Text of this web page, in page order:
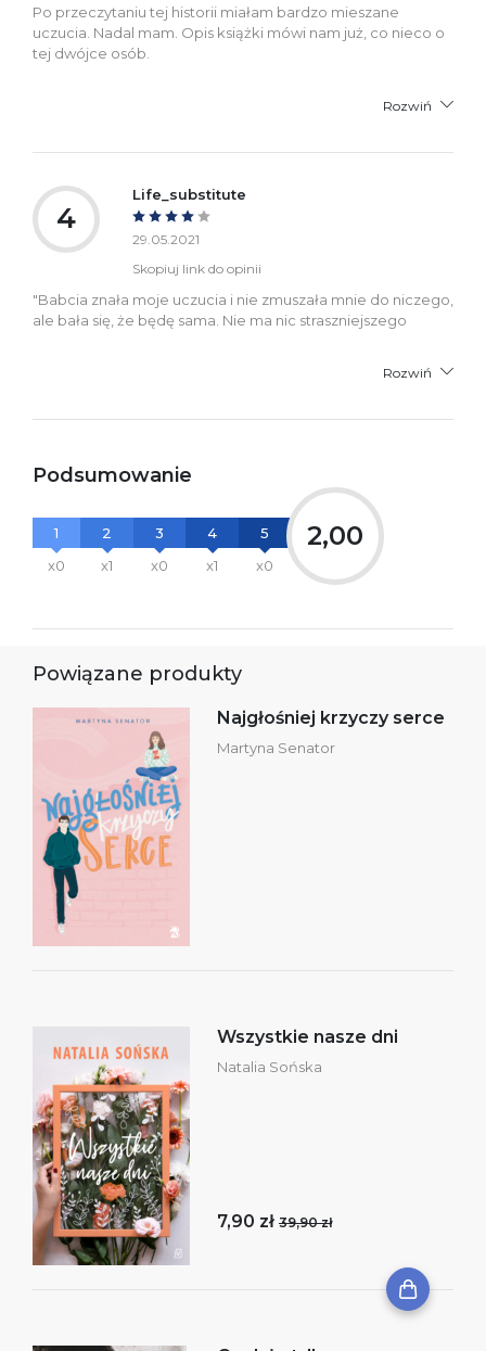
Po przeczytaniu tej historii miałam bardzo mieszane
uczucia. Nadal mam. Opis książki mówi nam już, co nieco o
tej dwójce osób.
Rozwiń
4
Life_substitute
29.05.2021
Skopiuj link do opinii
"Babcia znała moje uczucia i nie zmuszała mnie do niczego,
ale bała się, że będę sama. Nie ma nic straszniejszego
Rozwiń
Podsumowanie
1
x0
2
x1
3
x0
4
x1
5
x0
2,00
Powiązane produkty
Najgłośniej krzyczy serce
Martyna Senator
Wszystkie nasze dni
Natalia Sońska
7,90 zł 39,90 zł